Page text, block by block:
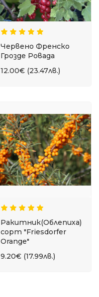
Червено Френско
Грозде Ровада
12.00€ (23.47лв.)
Ракитник(Облепиха)
сорт "Friesdorfer
Orange"
9.20€ (17.99лв.)